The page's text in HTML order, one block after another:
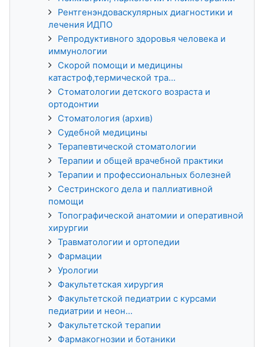
Рентгенэндоваскулярных диагностики и
лечения ИДПО
Репродуктивного здоровья человека и
иммунологии
Скорой помощи и медицины
катастроф,термической тра...
Стоматологии детского возраста и
ортодонтии
Стоматология (архив)
Судебной медицины
Терапевтической стоматологии
Терапии и общей врачебной практики
Терапии и профессиональных болезней
Сестринского дела и паллиативной
помощи
Топографической анатомии и оперативной
хирургии
Травматологии и ортопедии
Фармации
Урологии
Факультетская хирургия
Факультетской педиатрии с курсами
педиатрии и неон...
Факультетской терапии
Фармакогнозии и ботаники